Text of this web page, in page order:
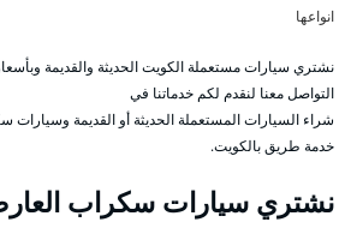
انواعها
نشتري سيارات مستعملة الكويت الحديثة والقديمة
التواصل معنا لنقدم لكم خدماتنا في
شراء السيارات المستعملة الحديثة أو القديمة وسيارات
خدمة طريق بالكويت.
نشتري سيارات سكراب